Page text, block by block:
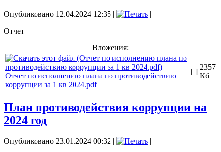
Опубликовано 12.04.2024 12:35 |
|
Отчет
Вложения:
Отчет по исполнению плана по противодействию
коррупции за 1 кв 2024.pdf
[ ]
2357
Кб
План противодействия коррупции на
2024 год
Опубликовано 23.01.2024 00:32